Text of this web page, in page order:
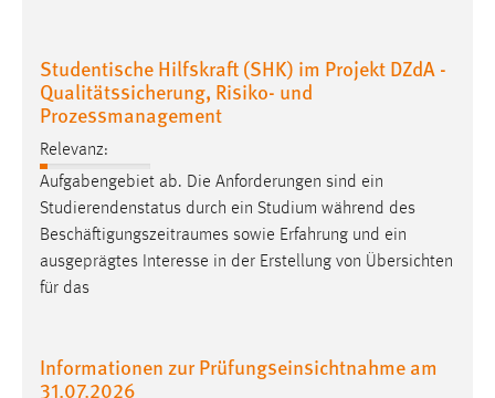
Studentische Hilfskraft (SHK) im Projekt DZdA -
Qualitätssicherung, Risiko- und
Prozessmanagement
Relevanz:
Aufgabengebiet ab. Die Anforderungen sind ein
Studierendenstatus durch ein Studium während des
Beschäftigungszeitraumes sowie Erfahrung und ein
ausgeprägtes Interesse in der Erstellung von Übersichten
für das
Informationen zur Prüfungseinsichtnahme am
31.07.2026
Facebook Pixel
Name:
Anbieter:
Facebook
Zweck:
Conversion-Tracking